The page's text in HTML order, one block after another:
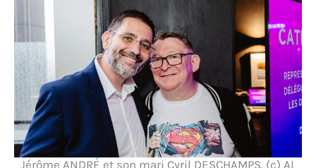
Jérôme ANDRÉ et son mari Cyril DESCHAMPS. (c) AL